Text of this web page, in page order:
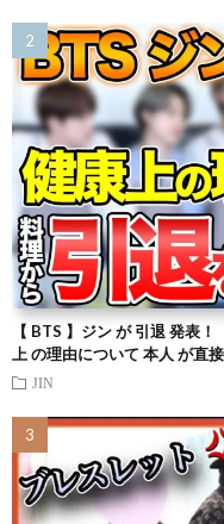
【 BTS 】ジン が 引退 発表
上 の理由について 本人 が直
JIN